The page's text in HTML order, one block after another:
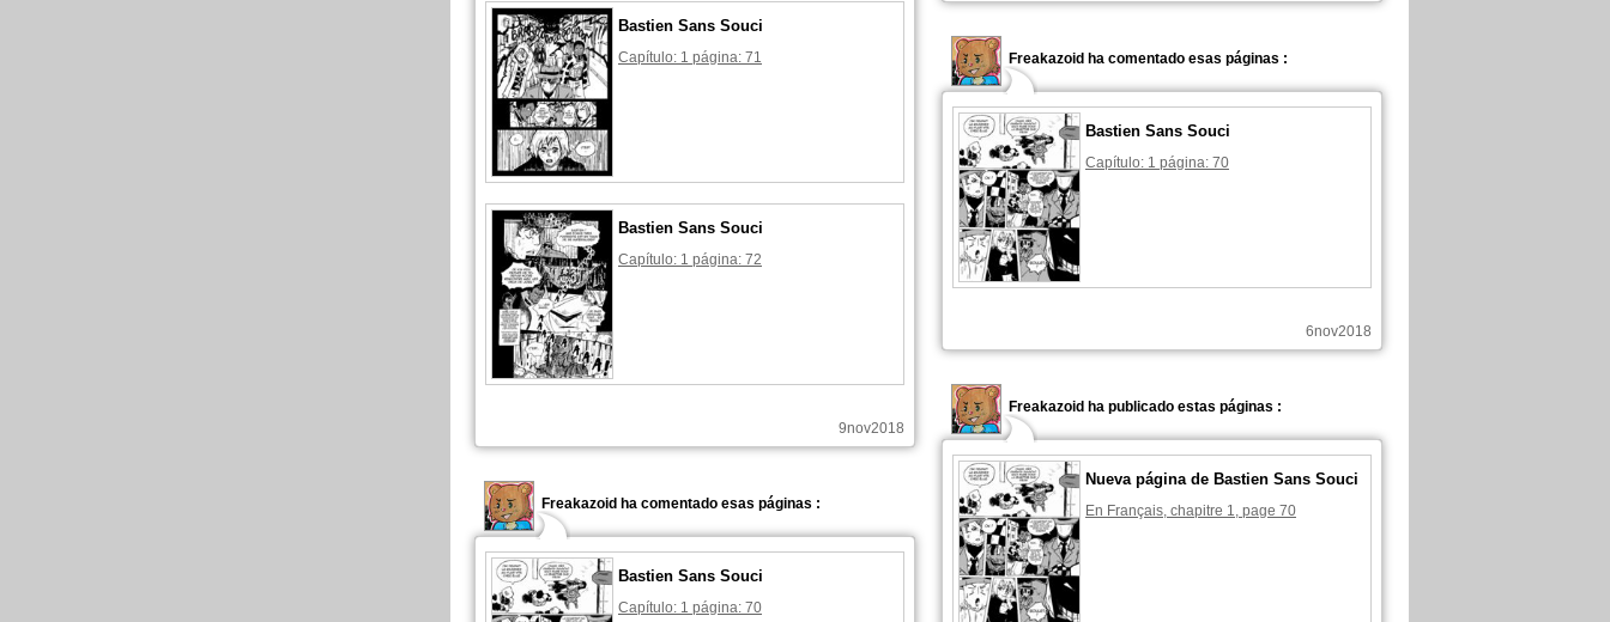
Bastien Sans Souci
Capítulo: 1 página: 71
Bastien Sans Souci
Capítulo: 1 página: 72
9nov2018
Freakazoid ha comentado esas páginas :
Bastien Sans Souci
Capítulo: 1 página: 70
6nov2018
Freakazoid ha publicado estas páginas :
Nueva página de Bastien Sans Souci
En Français, chapitre 1, page 70
Freakazoid ha comentado esas páginas :
Bastien Sans Souci
Capítulo: 1 página: 70